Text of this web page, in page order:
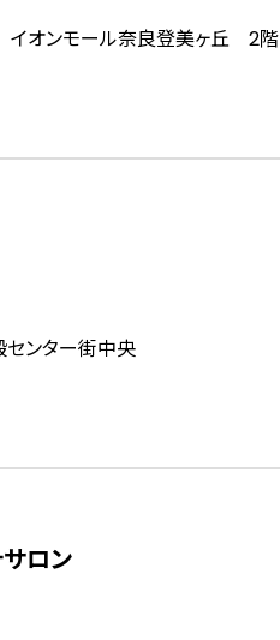
オンモール奈良登美ヶ丘 2階
ンター街中央
ロン